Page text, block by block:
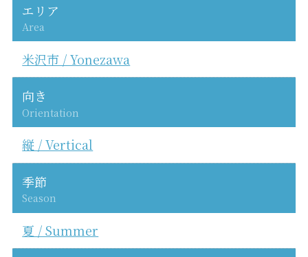
エリア
Area
米沢市 / Yonezawa
向き
Orientation
縦 / Vertical
季節
Season
夏 / Summer